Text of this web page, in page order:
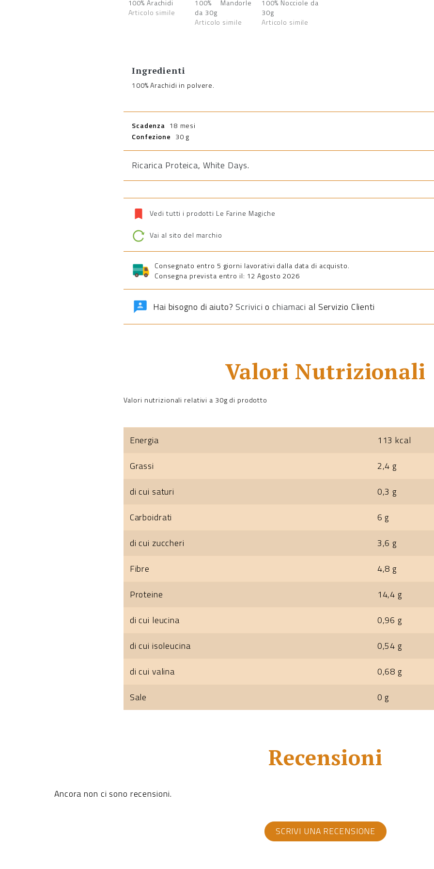
100% Arachidi
Articolo simile
100% Mandorle
da 30g
Articolo simile
100% Nocciole da
30g
Articolo simile
Ingredienti
100% Arachidi in polvere.
Scadenza 18 mesi
Confezione 30 g
Ricarica Proteica, White Days.
Vedi tutti i prodotti Le Farine Magiche
Vai al sito del marchio
Consegnato entro 5 giorni lavorativi dalla data di acquisto.
Consegna prevista entro il: 12 Agosto 2026
Hai bisogno di aiuto? Scrivici ochiamaci al Servizio Clienti
Valori Nutrizionali
Valori nutrizionali relativi a 30g di prodotto
Energia
113 kcal
Grassi
2,4 g
di cui saturi
0,3 g
Carboidrati
6 g
di cui zuccheri
3,6 g
Fibre
4,8 g
Proteine
14,4 g
di cui leucina
0,96 g
di cui isoleucina
0,54 g
di cui valina
0,68 g
Sale
0 g
Recensioni
Ancora non ci sono recensioni.
SCRIVI UNA RECENSIONE